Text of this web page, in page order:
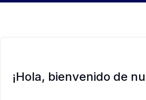
¡Hola, bienvenido de